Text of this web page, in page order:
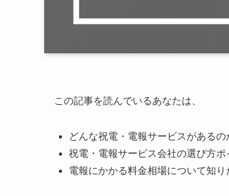
この記事を読んでいるあなたは、
どんな祝電・電報サービスがあるの
祝電・電報サービス会社の選び方ポ
電報にかかる料金相場について知り